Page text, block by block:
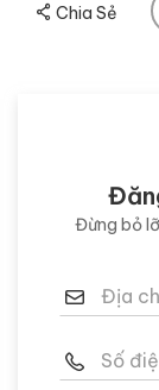
Chia Sẻ
Đừng bỏ